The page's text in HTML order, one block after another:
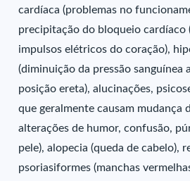
cardíaca (problemas no
precipitação do bloqueio cardíaco
impulsos elétricos do coração),
(diminuição da pressão sanguínea
posição ereta), alucinações,
que geralmente causam mudança
alterações de humor, confusão,
pele), alopecia (queda de cabelo),
psoriasiformes (manchas